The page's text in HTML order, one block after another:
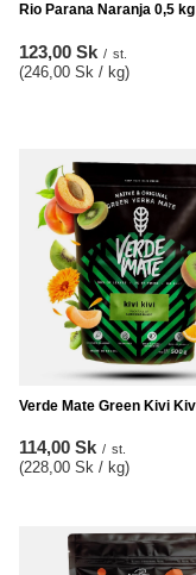
Rio Parana Naranja 0,5 kg
123,00 Sk / st.
(246,00 Sk / kg)
Verde Mate Green Kivi
114,00 Sk / st.
(228,00 Sk / kg)